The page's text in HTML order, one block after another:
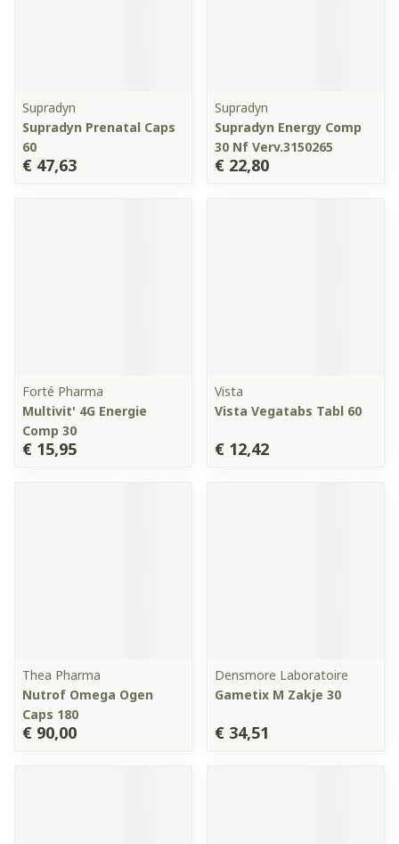
Supradyn
Supradyn Prenatal Caps
60
€ 47,63
Supradyn
Supradyn Energy Comp
30 Nf Verv.3150265
€ 22,80
Forté Pharma
Multivit' 4G Energie
Comp 30
€ 15,95
Vista
Vista Vegatabs Tabl 60
€ 12,42
Thea Pharma
Nutrof Omega Ogen
Caps 180
€ 90,00
Densmore Laboratoire
Gametix M Zakje 30
€ 34,51